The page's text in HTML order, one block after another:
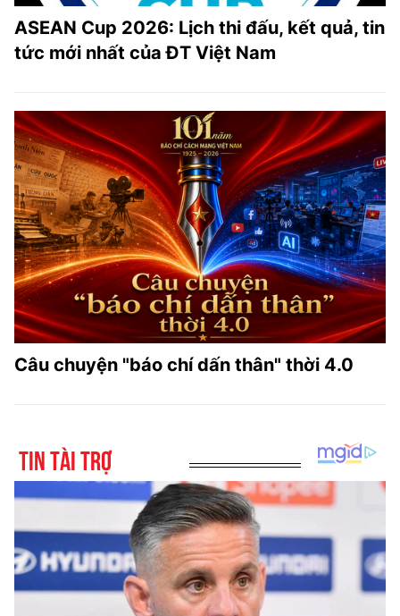
ASEAN Cup 2026: Lịch thi đấu, kết quả, tin
tức mới nhất của ĐT Việt Nam
Câu chuyện "báo chí dấn thân" thời 4.0